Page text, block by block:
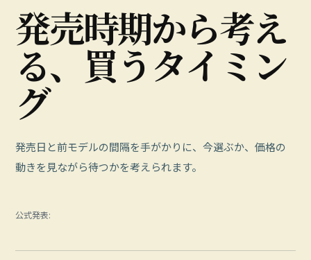
発売時期から考え
る、 買うタイ ミ ン
グ
発売日と前モデルの間隔を手がかりに、今選ぶか、価格の
動きを見ながら待つかを考えられます。
公式発表: